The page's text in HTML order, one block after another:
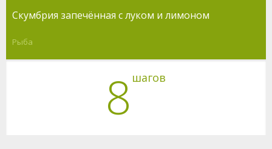
Скумбрия запечённая с луком и лимоном
Рыба
8 шагов